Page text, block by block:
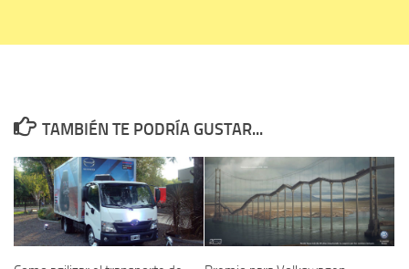
TAMBIÉN TE PODRÍA GUSTAR...